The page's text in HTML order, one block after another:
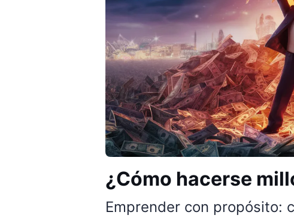
¿Cómo hacerse
Emprender con propósito: